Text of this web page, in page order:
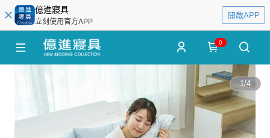
億進寢具
立刻使用官方APP
開啟APP
0
1/4